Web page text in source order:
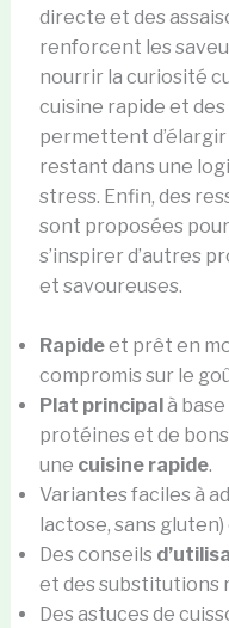
directe et des
renforcent les
nourrir la curiosité
cuisine rapide et
permettent
restant dans une
stress. Enfin, des
sont proposées
s’inspirer d’autres
et savoureuses.
Rapideet prêt en
compromis sur le
Plat principal à
protéines et de
une cuisine rapide.
Variantes faciles à
lactose, sans
Des conseils
et des substitutions
Des astuces de